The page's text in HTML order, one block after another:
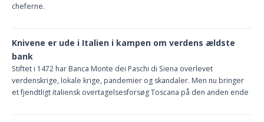
cheferne.
Knivene er ude i Italien i kampen om verdens ældste
bank
Stiftet i 1472 har Banca Monte dei Paschi di Siena overlevet
verdenskrige, lokale krige, pandemier og skandaler. Men nu bringer
et fjendtligt italiensk overtagelsesforsøg Toscana på den anden ende